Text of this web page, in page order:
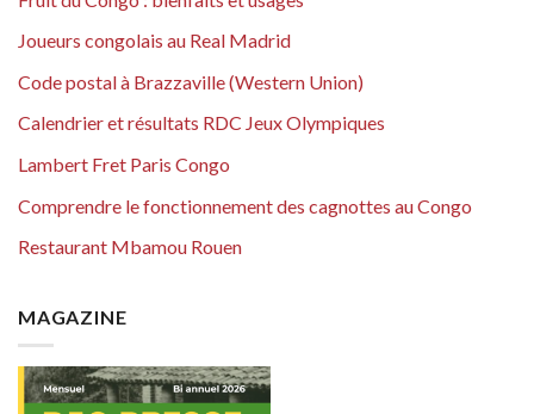
Joueurs congolais au Real Madrid
Code postal à Brazzaville (Western Union)
Calendrier et résultats RDC Jeux Olympiques
Lambert Fret Paris Congo
Comprendre le fonctionnement des cagnottes au Congo
Restaurant Mbamou Rouen
MAGAZINE